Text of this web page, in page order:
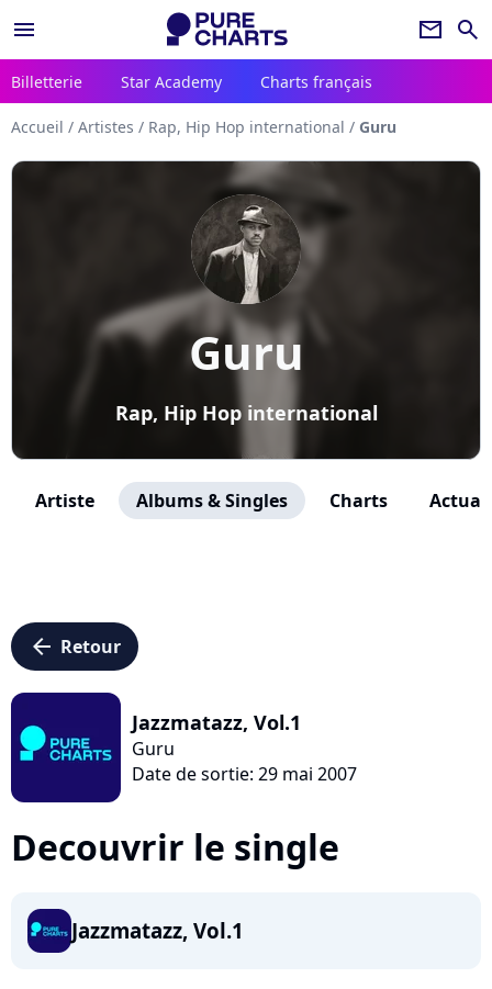
menu newsletter search
Billetterie Star Academy Charts français
Accueil / Artistes / Rap, Hip Hop international / Guru
Guru
Rap, Hip Hop international
Artiste Albums & Singles Charts
arrow_left Retour
Jazzmatazz, Vol.1
Guru
Date de sortie: 29 mai 2007
Decouvrir le single
Jazzmatazz, Vol.1